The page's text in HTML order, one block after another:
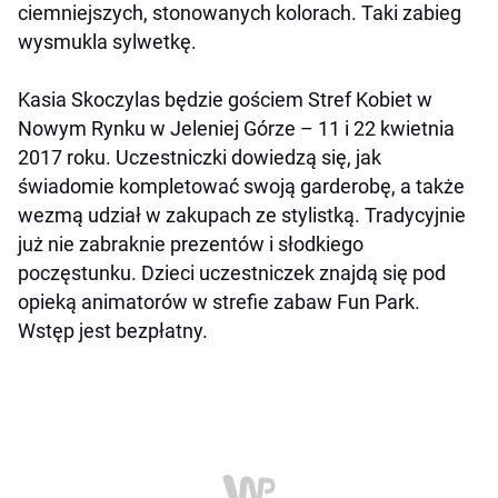
ciemniejszych, stonowanych kolorach. Taki zabieg
wysmukla sylwetkę.
Kasia Skoczylas będzie gościem Stref Kobiet w
Nowym Rynku w Jeleniej Górze – 11 i 22 kwietnia
2017 roku. Uczestniczki dowiedzą się, jak
świadomie kompletować swoją garderobę, a także
wezmą udział w zakupach ze stylistką. Tradycyjnie
już nie zabraknie prezentów i słodkiego
poczęstunku. Dzieci uczestniczek znajdą się pod
opieką animatorów w strefie zabaw Fun Park.
Wstęp jest bezpłatny.